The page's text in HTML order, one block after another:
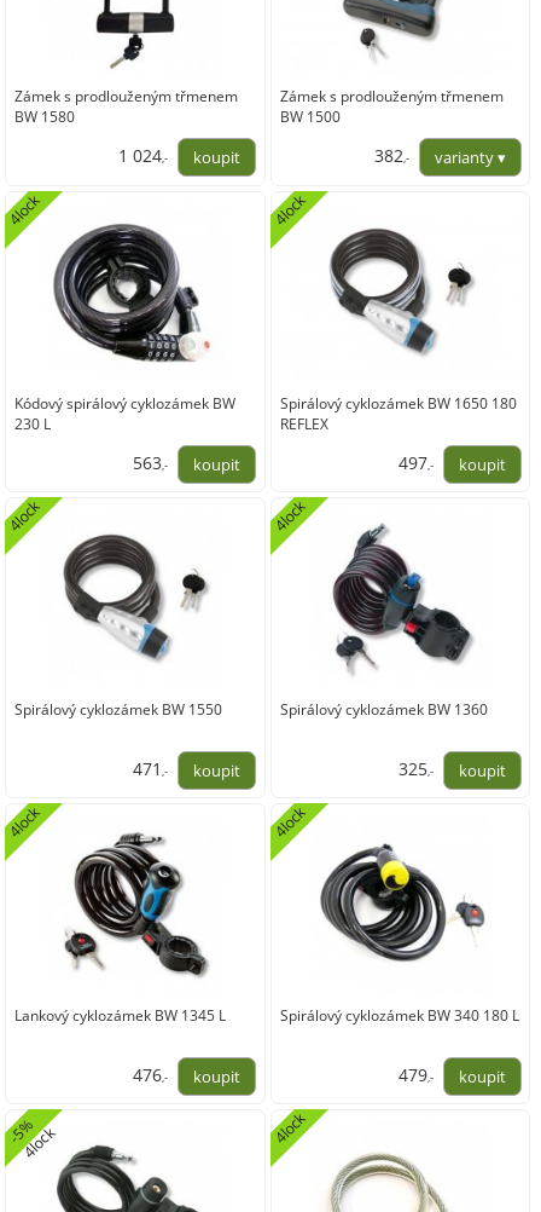
Zámek s prodlouženým třmenem
BW 1580
1 024,-
Zámek s prodlouženým třmenem
BW 1500
382,-
Kódový spirálový cyklozámek BW
230 L
4lock
563,-
Spirálový cyklozámek BW 1650 180
REFLEX
4lock
497,-
Spirálový cyklozámek BW 1550
4lock
471 ,-
Spirálový cyklozámek BW 1360
4lock
325,-
Lankový cyklozámek BW 1345 L
4lock
476,-
Spirálový cyklozámek BW 340 180 L
4lock
479,-
-5
%
4
l
o
ck 4lock